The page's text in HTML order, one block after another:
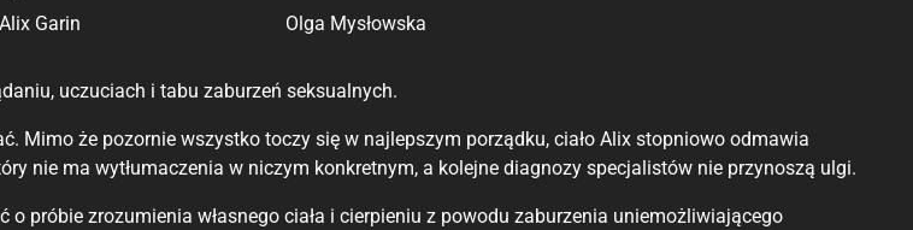
Alix Garin Olga Mysłowska
uczuciach i tabu zaburzeń seksualnych.
Mimo że pozornie wszystko toczy się w najlepszym porządku, ciało Alix stopniowo odmawia
nie ma wytłumaczenia w niczym konkretnym, a kolejne diagnozy specjalistów nie przynoszą ulgi.
o próbie zrozumienia własnego ciała i cierpieniu z powodu zaburzenia uniemożliwiającego